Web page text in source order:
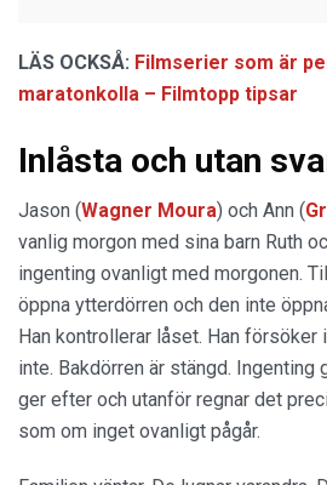
LÄS OCKSÅ: Filmserier som är
maratonkolla – Filmtopp tipsar
Inlåsta och utan
Jason (Wagner Moura) och Ann (
vanlig morgon med sina barn Ruth
ingenting ovanligt med morgonen.
öppna ytterdörren och den inte
Han kontrollerar låset. Han försöker
inte. Bakdörren är stängd. Ingenting
ger efter och utanför regnar det
som om inget ovanligt pågår.